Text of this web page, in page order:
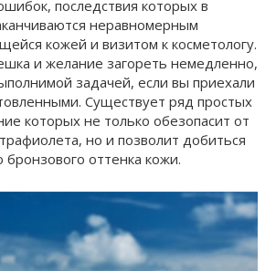
последствия которых в
неравномерным
кожей и визитом к косметологу.
и желание загореть немедленно,
задачей, если вы приехали
Существует ряд простых
которых не только обезопасит от
но и позволит добиться
бронзового оттенка кожи.